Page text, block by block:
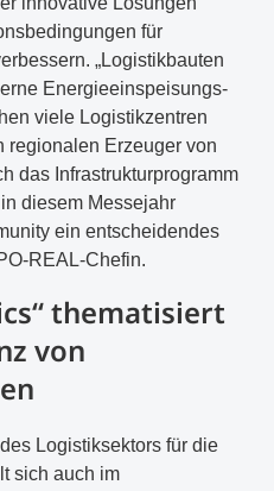
für
„Logistikbauten
Energieeinspeisungs-
viele Logistikzentren
regionalen Erzeuger von
das Infrastrukturprogramm
diesem Messejahr
ein entscheidendes
REAL-Chefin.
thematisiert
von
Logistiksektors für die
sich auch im